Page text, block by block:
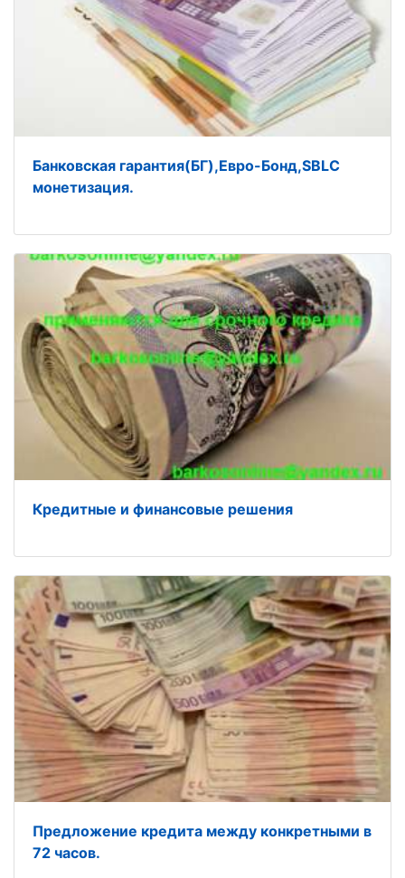
Банковская гарантия(БГ),Евро-Бонд,SBLC
монетизация.
Кредитные и финансовые решения
Предложение кредита между конкретными в
72 часов.